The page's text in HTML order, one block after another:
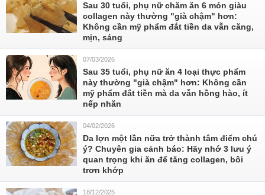
Sau 30 tuổi, phụ nữ chăm ăn 6 món giàu
collagen này thường "già chậm" hơn:
Không cần mỹ phẩm đắt tiền da vẫn căng,
mịn, sáng
07/03/2026
Sau 35 tuổi, phụ nữ ăn 4 loại thực phẩm
này thường "già chậm" hơn: Không cần
mỹ phẩm đắt tiền mà da vẫn hồng hào, ít
nếp nhăn
04/02/2026
Da lợn một lần nữa trở thành tâm điểm chú
ý? Chuyên gia cảnh báo: Hãy nhớ 3 lưu ý
quan trọng khi ăn để tăng collagen, bôi
trơn khớp
18/12/2025